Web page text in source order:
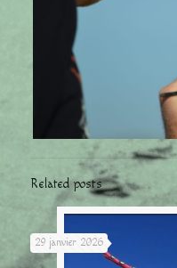
Related posts
29 janvier 2026